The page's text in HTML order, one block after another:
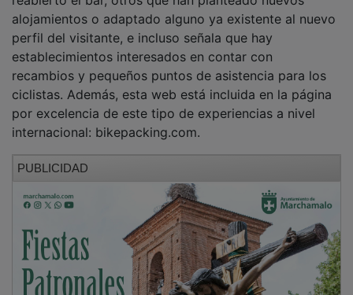
alojamientos o adaptado alguno ya existente al nuevo
perfil del visitante, e incluso señala que hay
establecimientos interesados en contar con
recambios y pequeños puntos de asistencia para los
ciclistas. Además, esta web está incluida en la página
por excelencia de este tipo de experiencias a nivel
internacional: bikepacking.com.